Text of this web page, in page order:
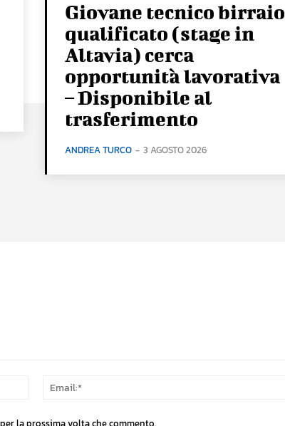
Giovane tecnico birraio
qualificato (stage in
Altavia) cerca
opportunità lavorativa
– Disponibile al
trasferimento
ANDREA TURCO - 3 AGOSTO 2026
Nome:*